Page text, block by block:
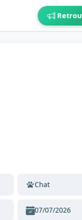
Chat
07/07/2026